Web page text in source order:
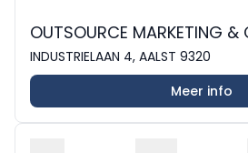
OUTSOURCE MARKETING &
INDUSTRIELAAN 4, AALST 9320
Meer info